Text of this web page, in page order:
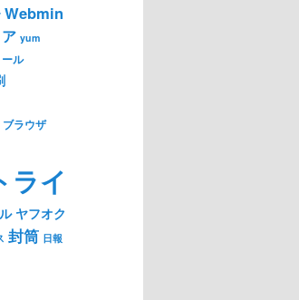
Webmin
yum
ル
ブラウザ
ライ
ヤフオク
封筒 日報